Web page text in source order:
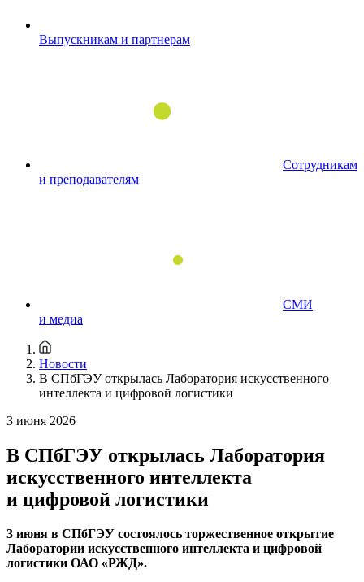
Выпускникам и партнерам
Сотрудникам
и преподавателям
СМИ
и медиа
Новости
В СПбГЭУ открылась Лаборатория искусственного
интеллекта и цифровой логистики
3 июня 2026
В СПбГЭУ открылась Лаборатория
искусственного интеллекта
и цифровой логистики
3 июня в СПбГЭУ состоялось торжественное открытие
Лаборатории искусственного интеллекта и цифровой
логистики ОАО «РЖД».